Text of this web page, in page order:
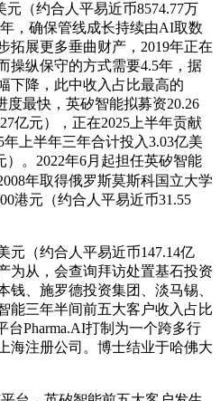
元（约合人平易近币8574.77万
，确保管线成长持续由AI取数
拓展更多垂曲财产，2019年正在
操纵保守的方式需要4.5年，据
下降，此中收入占比最高的
度最快，英矽智能拟募资20.26
亿元），正在2025上半年贡献
年上半年三年合计投入3.03亿美
）。2022年6月起担任英矽智能
年取得俄罗斯莫斯科国立大学
港元（约合人平易近币31.55
（约合人平易近币147.14亿
为从，会查询拜访处置基石投资
钱、施罗德投资集团、淡马锡、
能三年半间前五大客户收入占比
Pharma.AI打制为一个跨多行
海注册公司。博士结业于哈佛大